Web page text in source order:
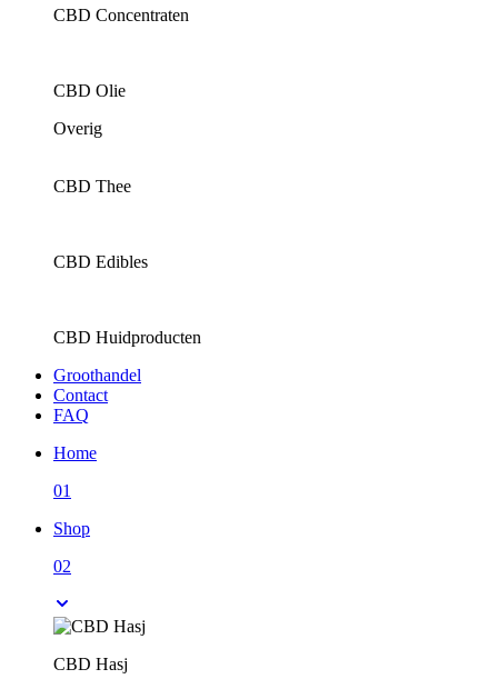
CBD Concentraten
CBD Olie
Overig
CBD Thee
CBD Edibles
CBD Huidproducten
Groothandel
Contact
FAQ
Home
01
Shop
02
CBD Hasj